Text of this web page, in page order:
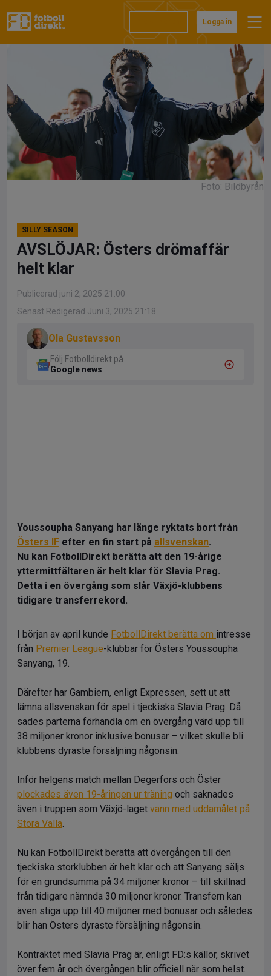
till
Logga in
Foto: Bildbyrån
SILLY SEASON
AVSLÖJAR: Östers drömaffär
helt klar
Publicerad juni 2, 2025 21:00
Senast Redigerad Juni 3, 2025 21:18
Ola Gustavsson
Följ Fotbolldirekt på
Google news
Youssoupha Sanyang har länge ryktats bort från
Östers IF efter en fin start på allsvenskan.
Nu kan FotbollDirekt berätta att den 19-årige
yttermittfältaren är helt klar för Slavia Prag.
Detta i en övergång som slår Växjö-klubbens
tidigare transferrekord.
I början av april kunde FotbollDirekt berätta om intresse
från Premier League-klubbar för Östers Youssoupha
Sanyang, 19.
Därefter har Gambiern, enligt Expressen, sett ut att
lämna allsvenskan för spel i tjeckiska Slavia Prag. Då
sades parterna förhandla om en övergång värd upp till
38 miljoner kronor inklusive bonusar – vilket skulle bli
klubbens dyraste försäljning någonsin.
Inför helgens match mellan Degerfors och Öster
plockades även 19-åringen ur träning och saknades
även i truppen som Växjö-laget vann med uddamålet på
Stora Valla.
Nu kan FotbollDirekt berätta att övergången till den
tjeckiska storklubben är helt klar och att Sanyang säljs
för en grundsumma på 34 miljoner kronor – till skillnad
från tidigare nämnda 30 miljoner kronor. Transfern kan
även stiga upp till 40 miljoner med bonusar och således
blir han Östers dyraste försäljning någonsin.
Kontraktet med Slavia Prag är, enligt FD:s källor, skrivet
över fem år och övergången blir officiell när som helst.